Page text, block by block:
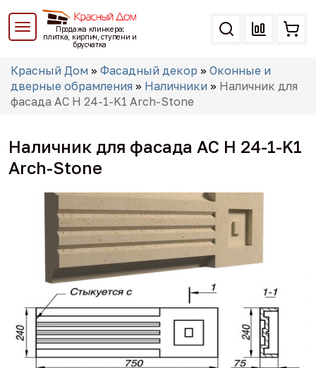
Перейти
основному
Продажа клинкера:
плитка, кирпич, ступени и
брусчатка
Вы
здесь
Красный Дом » Фасадный декор » Оконные и
дверные обрамления » Наличники » Наличник для
фасада AC Н 24-1-K1 Arch-Stone
Наличник для фасада AC Н 24-1-K1
Arch-Stone